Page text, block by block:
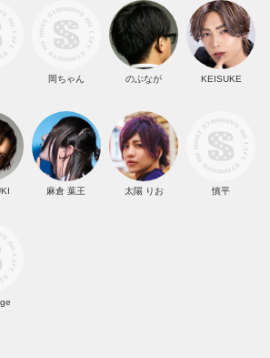
岡ちゃん のぶなが KEISUKE
麻倉 葉王 太陽 りお 慎平